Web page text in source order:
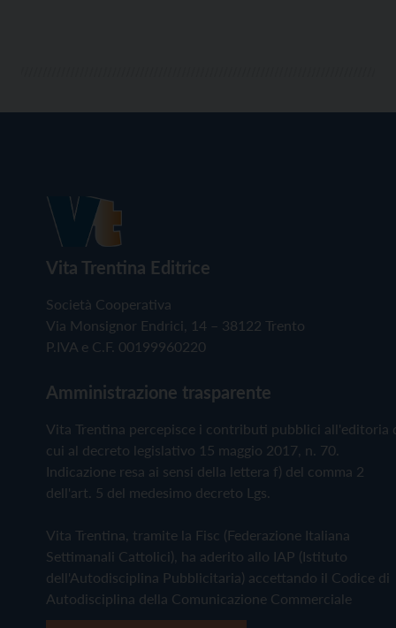
Vita Trentina Editrice
Società Cooperativa
Via Monsignor Endrici, 14 – 38122 Trento
P.IVA e C.F. 00199960220
Amministrazione trasparente
Vita Trentina percepisce i contributi pubblici all'editoria
cui al decreto legislativo 15 maggio 2017, n. 70.
Indicazione resa ai sensi della lettera f) del comma 2
dell'art. 5 del medesimo decreto Lgs.
Vita Trentina, tramite la Fisc (Federazione Italiana
Settimanali Cattolici), ha aderito allo IAP (Istituto
dell'Autodisciplina Pubblicitaria) accettando il Codice di
Autodisciplina della Comunicazione Commerciale